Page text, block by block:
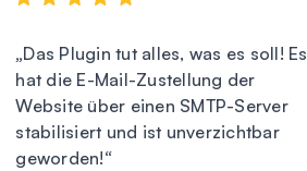
„Das Plugin tut alles, was es soll! Es
hat die E-Mail-Zustellung der
Website über einen SMTP-Server
stabilisiert und ist unverzichtbar
geworden!“